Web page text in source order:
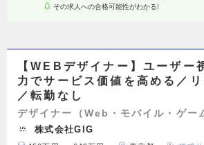
その求人への合格可能性がわかる!
【WEBデザイナー】ユーザー
力でサービス価値を高める／
／転勤なし
デザイナー（Web・モバイル・ゲー
株式会社GIG